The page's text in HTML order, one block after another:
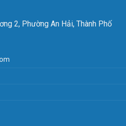
2, Phường An Hải, Thành Phố